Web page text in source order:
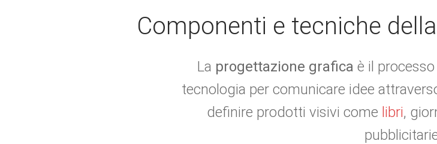
Componenti e tecniche
La progettazione grafica è il
tecnologia per comunicare idee
definire prodotti visivi come libri,